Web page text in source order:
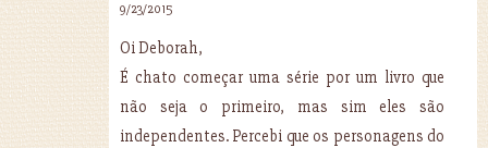
9/23/2015
Oi Deborah,
É chato começar uma série por um livro que
não seja o primeiro, mas sim eles são
independentes. Percebi que os personagens do